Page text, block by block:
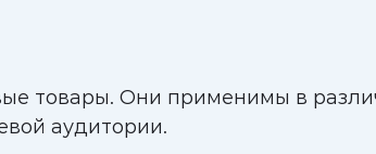
товары. Они применимы в
аудитории.